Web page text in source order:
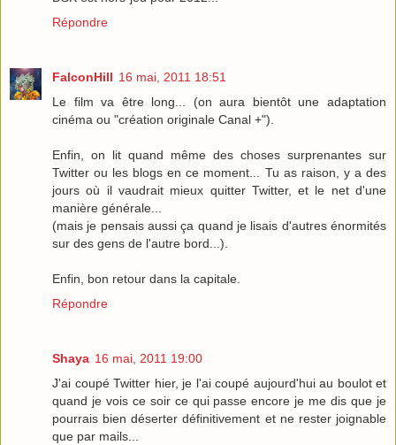
Répondre
FalconHill 16 mai, 2011 18:51
Le film va être long... (on aura bientôt une adaptation
cinéma ou "création originale Canal +").
Enfin, on lit quand même des choses surprenantes sur
Twitter ou les blogs en ce moment... Tu as raison, y a des
jours où il vaudrait mieux quitter Twitter, et le net d'une
manière générale...
(mais je pensais aussi ça quand je lisais d'autres énormités
sur des gens de l'autre bord...).
Enfin, bon retour dans la capitale.
Répondre
Shaya 16 mai, 2011 19:00
J'ai coupé Twitter hier, je l'ai coupé aujourd'hui au boulot et
quand je vois ce soir ce qui passe encore je me dis que je
pourrais bien déserter définitivement et ne rester joignable
que par mails...